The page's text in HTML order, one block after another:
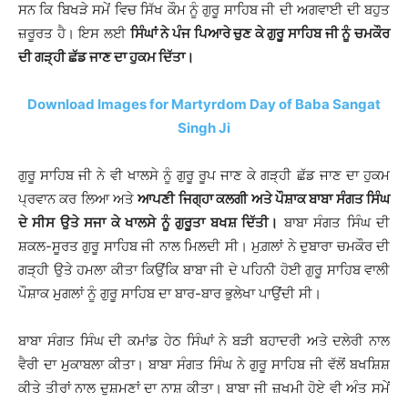
ਸਨ ਕਿ ਬਿਖੜੇ ਸਮੇਂ ਵਿਚ ਸਿੱਖ ਕੌਮ ਨੂੰ ਗੁਰੂ ਸਾਹਿਬ ਜੀ ਦੀ ਅਗਵਾਈ ਦੀ ਬਹੁਤ
ਜ਼ਰੂਰਤ ਹੈ। ਇਸ ਲਈ ਸਿੰਘਾਂ ਨੇ ਪੰਜ ਪਿਆਰੇ ਚੁਣ ਕੇ ਗੁਰੂ ਸਾਹਿਬ ਜੀ ਨੂੰ ਚਮਕੌਰ
ਦੀ ਗੜ੍ਹੀ ਛੱਡ ਜਾਣ ਦਾ ਹੁਕਮ ਦਿੱਤਾ।
Download Images for Martyrdom Day of Baba Sangat
Singh Ji
ਗੁਰੂ ਸਾਹਿਬ ਜੀ ਨੇ ਵੀ ਖਾਲਸੇ ਨੂੰ ਗੁਰੂ ਰੂਪ ਜਾਣ ਕੇ ਗੜ੍ਹੀ ਛੱਡ ਜਾਣ ਦਾ ਹੁਕਮ
ਪ੍ਰਵਾਨ ਕਰ ਲਿਆ ਅਤੇਆਪਣੀ ਜਿਗ੍ਹਾ ਕਲਗੀ ਅਤੇ ਪੌਸ਼ਾਕ ਬਾਬਾ ਸੰਗਤ ਸਿੰਘ
ਦੇ ਸੀਸ ਉਤੇ ਸਜਾ ਕੇ ਖਾਲਸੇ ਨੂੰ ਗੁਰੂਤਾ ਬਖਸ਼ ਦਿੱਤੀ। ਬਾਬਾ ਸੰਗਤ ਸਿੰਘ ਦੀ
ਸ਼ਕਲ-ਸੂਰਤ ਗੁਰੂ ਸਾਹਿਬ ਜੀ ਨਾਲ ਮਿਲਦੀ ਸੀ। ਮੁਗ਼ਲਾਂ ਨੇ ਦੁਬਾਰਾ ਚਮਕੌਰ ਦੀ
ਗੜ੍ਹੀ ਉਤੇ ਹਮਲਾ ਕੀਤਾ ਕਿਉਂਕਿ ਬਾਬਾ ਜੀ ਦੇ ਪਹਿਨੀ ਹੋਈ ਗੁਰੂ ਸਾਹਿਬ ਵਾਲੀ
ਪੌਸ਼ਾਕ ਮੁਗਲਾਂ ਨੂੰ ਗੁਰੂ ਸਾਹਿਬ ਦਾ ਬਾਰ-ਬਾਰ ਭੁਲੇਖਾ ਪਾਉਂਦੀ ਸੀ।
ਬਾਬਾ ਸੰਗਤ ਸਿੰਘ ਦੀ ਕਮਾਂਡ ਹੇਠ ਸਿੰਘਾਂ ਨੇ ਬੜੀ ਬਹਾਦਰੀ ਅਤੇ ਦਲੇਰੀ ਨਾਲ
ਵੈਰੀ ਦਾ ਮੁਕਾਬਲਾ ਕੀਤਾ। ਬਾਬਾ ਸੰਗਤ ਸਿੰਘ ਨੇ ਗੁਰੂ ਸਾਹਿਬ ਜੀ ਵੱਲੋਂ ਬਖਸ਼ਿਸ਼
ਕੀਤੇ ਤੀਰਾਂ ਨਾਲ ਦੁਸ਼ਮਣਾਂ ਦਾ ਨਾਸ਼ ਕੀਤਾ। ਬਾਬਾ ਜੀ ਜ਼ਖਮੀ ਹੋਏ ਵੀ ਅੰਤ ਸਮੇਂ